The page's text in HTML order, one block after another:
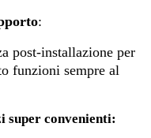
:
post-installazione per
funzioni sempre al
super convenienti: